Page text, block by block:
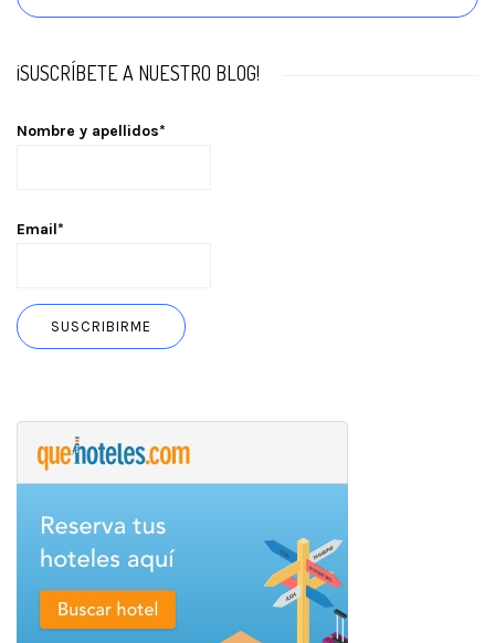
¡SUSCRÍBETE A NUESTRO BLOG!
Nombre y apellidos*
Email*